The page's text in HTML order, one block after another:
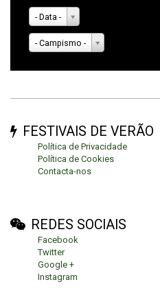
- Data -
- Campismo -
FESTIVAIS DE VERÃO
Política de Privacidade
Política de Cookies
Contacta-nos
REDES SOCIAIS
Facebook
Twitter
Google +
Instagram